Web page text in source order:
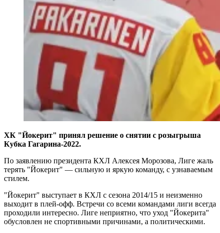
ХК "Йокерит" принял решение о снятии с розыгрыша
Кубка Гагарина-2022.
По заявлению президента КХЛ Алексея Морозова, Лиге жаль
терять "Йокерит" — сильную и яркую команду, с узнаваемым
стилем.
"Йокерит" выступает в КХЛ с сезона 2014/15 и неизменно
выходит в плей-офф. Встречи со всеми командами лиги всегда
проходили интересно. Лиге неприятно, что уход "Йокерита"
обусловлен не спортивными причинами, а политическими.